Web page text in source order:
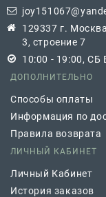
129337 г.
3, строение 7
10:00 - 19:00, СБ
ДОПОЛНИТЕЛЬНО
Способы оплаты
Информация по
Правила возврата
ЛИЧНЫЙ КАБИНЕТ
Личный Кабинет
История заказов